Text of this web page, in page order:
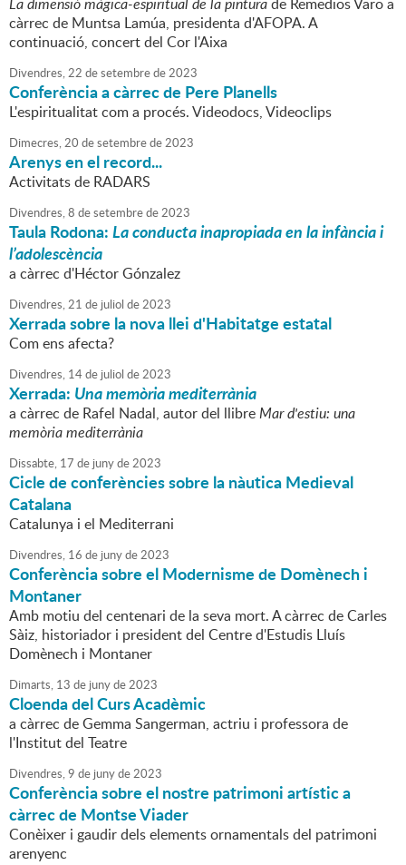
càrrec de Muntsa Lamúa, presidenta d'AFOPA. A
continuació, concert del Cor l'Aixa
Divendres,22 desetembrede2023
Conferència a càrrec de Pere Planells
L'espiritualitat com a procés. Videodocs, Videoclips
Dimecres,20 desetembrede2023
Arenys en el record...
Activitats de RADARS
Divendres,8 desetembrede2023
Taula Rodona:La conducta inapropiada en la infància i
l’adolescència
a càrrec d'Héctor Gónzalez
Divendres,21 de juliol de2023
Xerrada sobre la nova llei d'Habitatge estatal
Com ens afecta?
Divendres, 14de juliol de2023
Xerrada: Una memòria mediterrània
a càrrec de Rafel Nadal, autor del llibreMar d'estiu: una
memòria mediterrània
Dissabte, 17 de junyde2023
Cicle de conferències sobre la nàutica Medieval
Catalana
Catalunya i el Mediterrani
Divendres, 16 de junyde2023
Conferència sobre el Modernisme de Domènech i
Montaner
Amb motiu del centenari de la seva mort. A càrrec de Carles
Sàiz, historiador i president del Centre d'Estudis Lluís
Domènech i Montaner
Dimarts, 13 de junyde2023
Cloenda del Curs Acadèmic
a càrrec de Gemma Sangerman, actriu i professora de
l'Institut del Teatre
Divendres,9 de junyde2023
Conferència sobre el nostre patrimoni artístic a
càrrec de Montse Viader
Conèixer i gaudir dels elements ornamentals del patrimoni
arenyenc